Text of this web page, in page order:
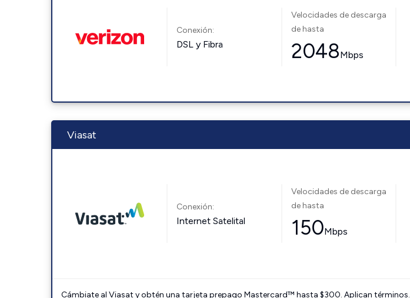
Conexión:
DSL y Fibra
Velocidades de descarga
de hasta
2048Mbps
Viasat
Conexión:
Internet Satelital
Velocidades de descarga
de hasta
150Mbps
Cámbiate al Viasat y obtén una tarjeta prepago Mastercard™ hasta $300. Aplican términos.